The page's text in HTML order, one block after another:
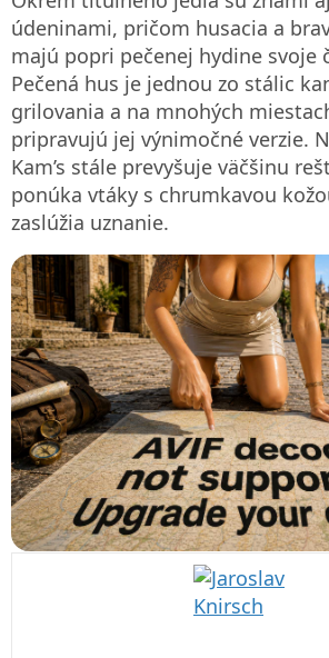
údeninami, pričom husacia a
majú popri pečenej hydine svoje
Pečená hus je jednou zo stálic
grilovania a na mnohých
pripravujú jej výnimočné verzie.
Kam’s stále prevyšuje väčšinu
ponúka vtáky s chrumkavou
zaslúžia uznanie.